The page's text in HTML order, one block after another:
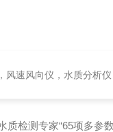
风速风向仪，水质分析
质检测专家“65项多参